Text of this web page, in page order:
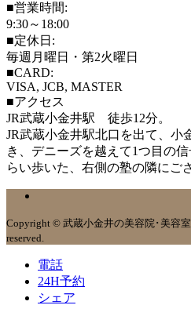
■営業時間:
9:30～18:00
■定休日:
毎週月曜日・第2火曜日
■CARD:
VISA, JCB, MASTER
■アクセス
JR武蔵小金井駅 徒歩12分。
JR武蔵小金井駅北口を出て、小
き、デニーズを越えて1つ目の
らい歩いた、右側の塾の隣にご
Copyright © 武蔵小金井の美容院･美容
reserved.
電話
24H予約
シェア